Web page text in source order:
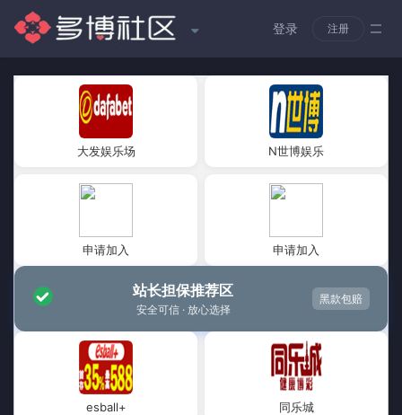
登录 注册
大发娱乐场 N世博娱乐
申请加入 申请加入
站长担保推荐区
安全可信 · 放心选择
黑款包赔
esball+ 同乐城